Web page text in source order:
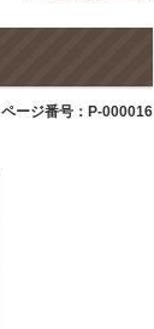
ページ番号：P-000016